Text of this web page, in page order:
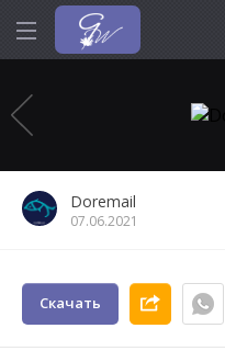
Doremail
07.06.2021
Скачать